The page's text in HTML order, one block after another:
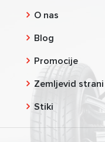
O nas
Blog
Promocije
Zemljevid strani
Stiki